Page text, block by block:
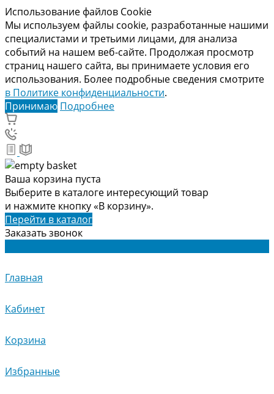
Использование файлов Cookie
Мы используем файлы cookie, разработанные нашими
специалистами и третьими лицами, для анализа
событий на нашем веб-сайте. Продолжая просмотр
страниц нашего сайта, вы принимаете условия его
использования. Более подробные сведения смотрите
в Политике конфиденциальности.
Принимаю Подробнее
Ваша корзина пуста
Выберите в каталоге интересующий товар
и нажмите кнопку «В корзину».
Перейти в каталог
Заказать звонок
Главная
Кабинет
Корзина
Избранные